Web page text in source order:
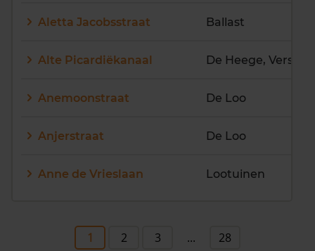
Aletta Jacobsstraat Ballast
Alte Picardiëkanaal
Anemoonstraat De Loo
Anjerstraat De Loo
Anne de Vrieslaan Lootuinen
1 2 3 ... 28